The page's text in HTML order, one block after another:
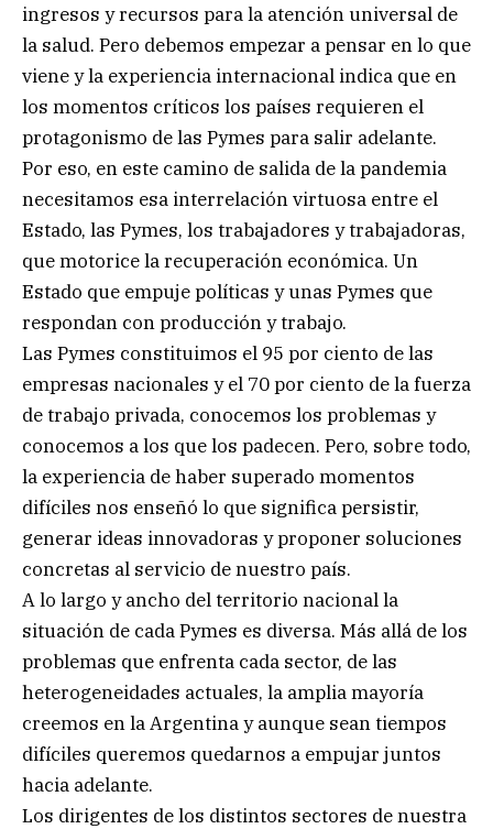
ingresos y recursos para la atención universal de
la salud. Pero debemos empezar a pensar en lo que
viene y la experiencia internacional indica que en
los momentos críticos los países requieren el
protagonismo de las Pymes para salir adelante.
Por eso, en este camino de salida de la pandemia
necesitamos esa interrelación virtuosa entre el
Estado, las Pymes, los trabajadores y trabajadoras,
que motorice la recuperación económica. Un
Estado que empuje políticas y unas Pymes que
respondan con producción y trabajo.
Las Pymes constituimos el 95 por ciento de las
empresas nacionales y el 70 por ciento de la fuerza
de trabajo privada, conocemos los problemas y
conocemos a los que los padecen. Pero, sobre todo,
la experiencia de haber superado momentos
difíciles nos enseñó lo que significa persistir,
generar ideas innovadoras y proponer soluciones
concretas al servicio de nuestro país.
A lo largo y ancho del territorio nacional la
situación de cada Pymes es diversa. Más allá de los
problemas que enfrenta cada sector, de las
heterogeneidades actuales, la amplia mayoría
creemos en la Argentina y aunque sean tiempos
difíciles queremos quedarnos a empujar juntos
hacia adelante.
Los dirigentes de los distintos sectores de nuestra